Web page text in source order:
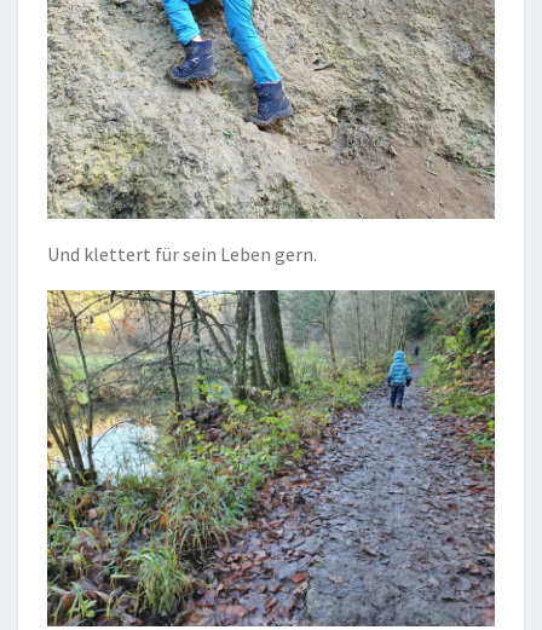
Und klettert für sein Leben gern.